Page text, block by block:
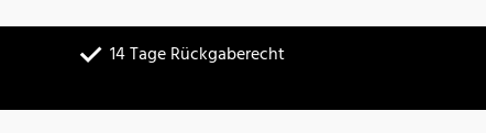
14 Tage Rückgaberecht